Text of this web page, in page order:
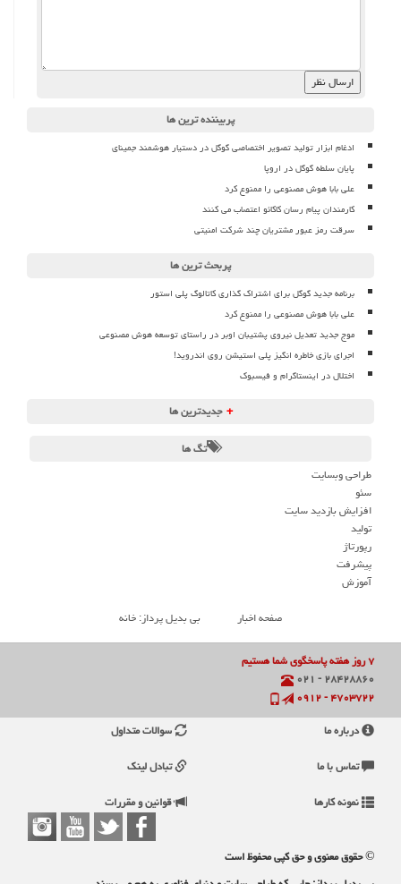
پربیننده ترین ها
ادغام ابزار تولید تصویر اختصاصی گوگل در دستیار هوشمند جمینای
پایان سلطه گوگل در اروپا
علی بابا هوش مصنوعی را ممنوع کرد
کارمندان پیام رسان کاکائو اعتصاب می کنند
سرقت رمز عبور مشتریان چند شرکت امنیتی
پربحث ترین ها
برنامه جدید گوگل برای اشتراک گذاری کاتالوگ پلی استور
علی بابا هوش مصنوعی را ممنوع کرد
موج جدید تعدیل نیروی پشتیبان اوبر در راستای توسعه هوش مصنوعی
اجرای بازی خاطره انگیز پلی استیشن روی اندروید!
اختلال در اینستاگرام و فیسبوک
+ جدیدترین ها
تگ ها
طراحی وبسایت
سئو
افزایش بازدید سایت
تولید
رپورتاژ
پیشرفت
آموزش
صفحه اخبار
بی بدیل پرداز: خانه
۷ روز هفته پاسخگوی شما هستیم
۲۸۴۲۸۸۶۰ - ۰۲۱
۴۷۰۳۷۲۲ - ۰۹۱۲
درباره ما
تماس با ما
نمونه کارها
سوالات متداول
تبادل لینک
قوانین و مقررات
© حقوق معنوی و حق کپی محفوظ است